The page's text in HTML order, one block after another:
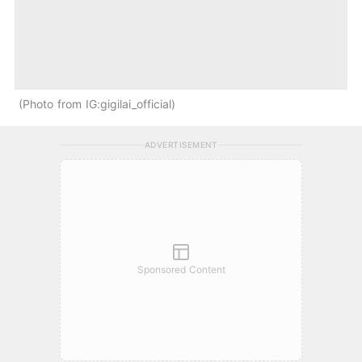
Photo from IG:gigilai_official
ADVERTISEMENT
Sponsored Content